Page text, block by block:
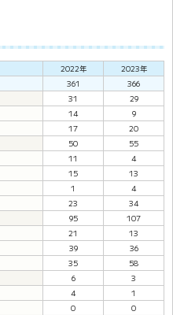
2022年
2023年
361
366
31
29
14
9
17
20
50
55
11
4
15
13
1
4
23
34
95
107
21
13
39
36
35
58
6
3
4
1
0
0